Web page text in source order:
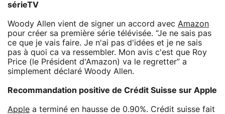
sérieTV
Woody Allen vient de signer un accord avec Amazon
pour créer sa première série télévisée. “Je ne sais pas
ce que je vais faire. Je n'ai pas d'idées et je ne sais
pas à quoi ca va ressembler. Mon avis c'est que Roy
Price (le Président d'Amazon) va le regretter” a
simplement déclaré Woody Allen.
Recommandation positive de Crédit Suisse sur Apple
Apple a terminé en hausse de 0.90%. Crédit suisse fait